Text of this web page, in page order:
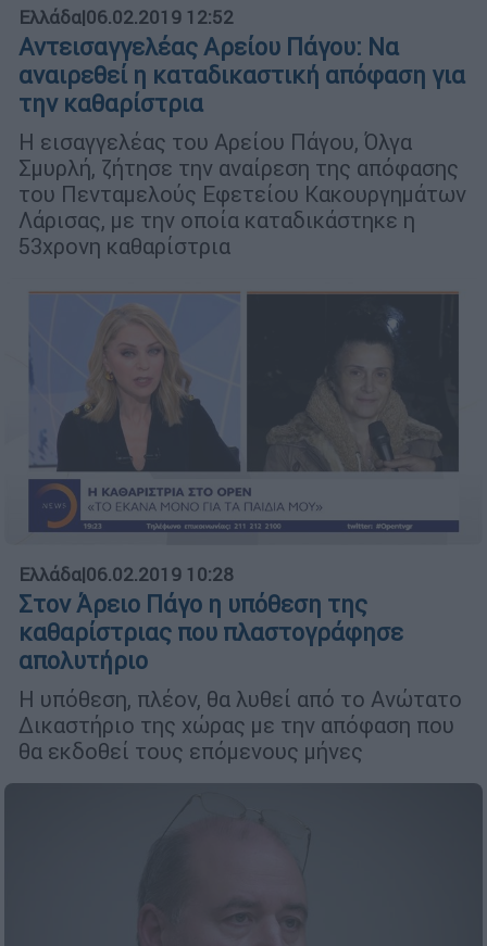
Ελλάδα|06.02.2019 12:52
Αντεισαγγελέας Αρείου Πάγου: Να
αναιρεθεί η καταδικαστική απόφαση για
την καθαρίστρια
Η εισαγγελέας του Αρείου Πάγου, Όλγα
Σμυρλή, ζήτησε την αναίρεση της απόφασης
του Πενταμελούς Εφετείου Κακουργημάτων
Λάρισας, με την οποία καταδικάστηκε η
53χρονη καθαρίστρια
Ελλάδα|06.02.2019 10:28
Στον Άρειο Πάγο η υπόθεση της
καθαρίστριας που πλαστογράφησε
απολυτήριο
Η υπόθεση, πλέον, θα λυθεί από το Ανώτατο
Δικαστήριο της χώρας με την απόφαση που
θα εκδοθεί τους επόμενους μήνες